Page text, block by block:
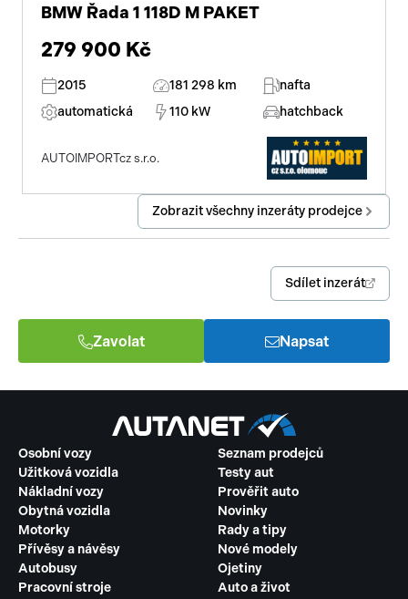
BMW Řada 1 118D M PAKET
279 900 Kč
2015 181 298 km
nafta
automatická
110 kW hatchback
AUTOIMPORTcz s.r.o.
Zobrazit všechny inzeráty prodejce
Sdílet inzerát
Zavolat Napsat
Osobní vozy
Užitková vozidla
Nákladní vozy
Obytná vozidla
Motorky
Přívěsy a návěsy
Autobusy
Pracovní stroje
Seznam prodejců
Testy aut
Prověřit auto
Novinky
Rady a tipy
Nové modely
Ojetiny
Auto a život